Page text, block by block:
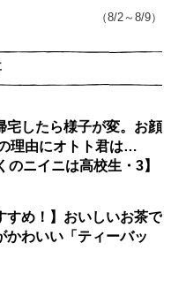
（8/2～8/9）
宅したら様子が変。お顔
理由にオトト君は…
のニイニは高校生・3】
すめ！】おいしいお茶で
かわいい「ティーバッ